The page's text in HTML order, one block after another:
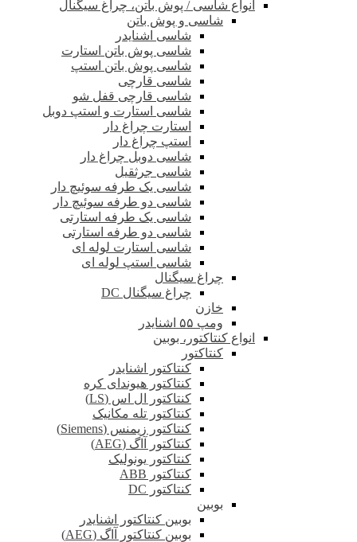
انواع شاسی / پوش باتن، چراغ سیگنال
شاسی و پوش باتن
شاسی اشنایدر
شاسی پوش باتن استارت
شاسی پوش باتن استپ
شاسی قارچی
شاسی قارچی قفل شو
شاسی استارت و استپ دوبل
استارت چراغ دار
استپ چراغ دار
شاسی دوبل چراغ دار
شاسی جرثقیل
شاسی یک طرفه سوئیچ دار
شاسی دو طرفه سوئیچ دار
شاسی یک طرفه استارتی
شاسی دو طرفه استارتی
شاسی استارت لوله ای
شاسی استپ لوله ای
چراغ سیگنال
چراغ سیگنال DC
خازن
ومپ ۵۵ اشنایدر
انواع کنتاکتور، بوبین
کنتاکتور
کنتاکتور اشنایدر
کنتاکتور هیوندای کره
کنتاکتور ال اس (LS)
کنتاکتور تله مکانیک
کنتاکتور زیمنس (Siemens)
کنتاکتور آاگ (AEG)
کنتاکتور یونولیک
کنتاکتور ABB
کنتاکتور DC
بوبین
بوبین کنتاکتور اشنایدر
بوبین کنتاکتور آاگ (AEG)